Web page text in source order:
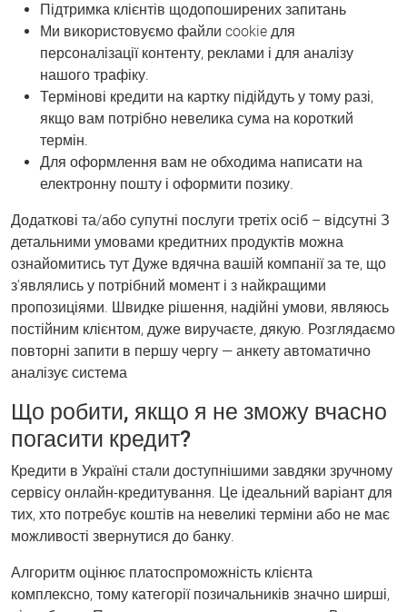
Підтримка клієнтів щодопоширених запитань
Ми використовуємо файли cookie для
персоналізації контенту, реклами і для аналізу
нашого трафіку.
Термінові кредити на картку підійдуть у тому разі,
якщо вам потрібно невелика сума на короткий
термін.
Для оформлення вам не обходима написати на
електронну пошту і оформити позику.
Додаткові та/або супутні послуги третіх осіб – відсутні З
детальними умовами кредитних продуктів можна
ознайомитись тут Дуже вдячна вашій компанії за те, що
зʼявлялись у потрібний момент і з найкращими
пропозиціями. Швидке рішення, надійні умови, являюсь
постійним клієнтом, дуже виручаєте, дякую. Розглядаємо
повторні запити в першу чергу — анкету автоматично
аналізує система
Що робити, якщо я не зможу вчасно
погасити кредит?
Кредити в Україні стали доступнішими завдяки зручному
сервісу онлайн-кредитування. Це ідеальний варіант для
тих, хто потребує коштів на невеликі терміни або не має
можливості звернутися до банку.
Алгоритм оцінює платоспроможність клієнта
комплексно, тому категорії позичальників значно ширші,